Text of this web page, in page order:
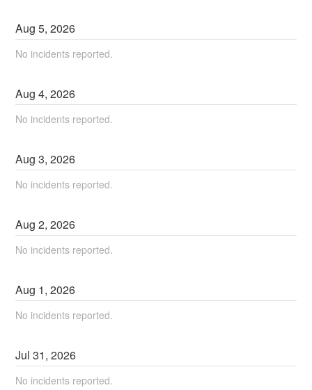
Aug5,2026
No incidents reported.
Aug4,2026
No incidents reported.
Aug3,2026
No incidents reported.
Aug2,2026
No incidents reported.
Aug 1,2026
No incidents reported.
Jul31,2026
No incidents reported.